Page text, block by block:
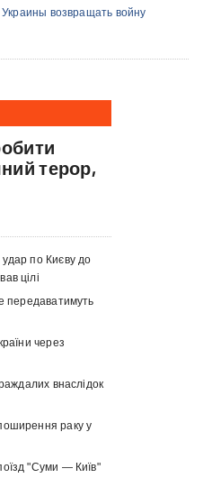
возвращать войну
терор,
по Києву до
цілі
передаватимуть
через
внаслідок
раку у
"Суми — Київ"